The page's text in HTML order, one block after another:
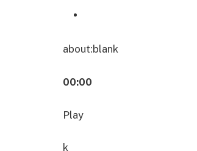
about:blank
00:00
Play
k